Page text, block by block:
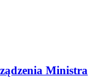
Ministra